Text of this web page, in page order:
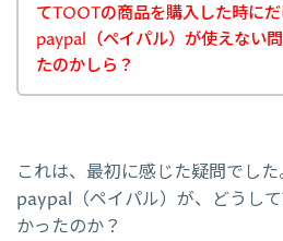
てTOOTの商品を購入した時に
paypal（ペイパル）が使えない
たのかしら？
これは、最初に感じた疑問でし
paypal（ペイパル）が、どうし
かったのか？